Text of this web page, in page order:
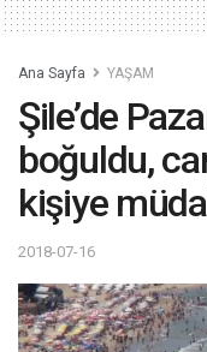
Ana Sayfa YAŞAM
Şile’de
boğuldu,
kişiye
2018-07-16